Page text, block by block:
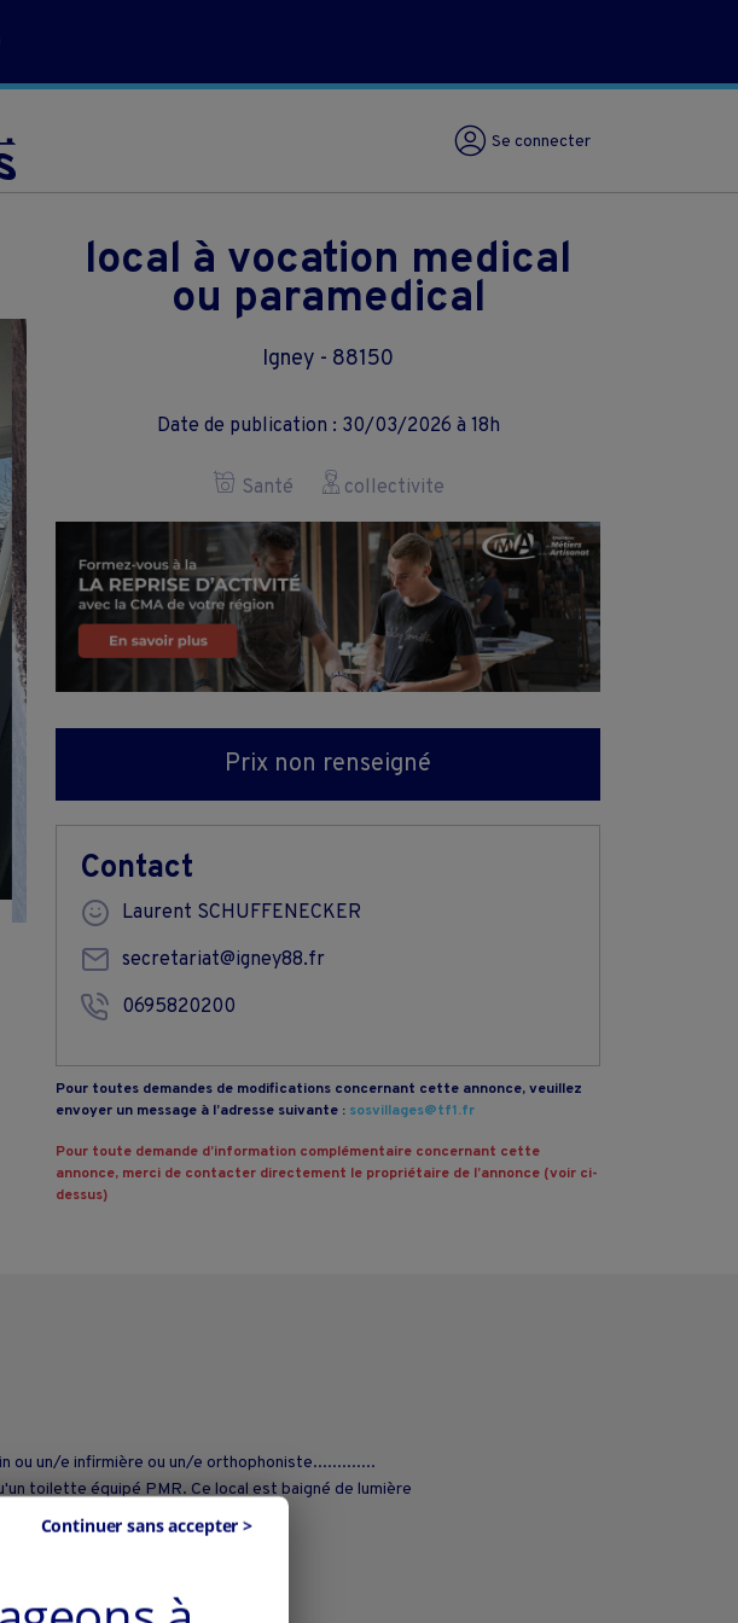
Se connecter
local à vocation medical
ou paramedical
Igney - 88150
Date de publication : 30/03/2026 à 18h
Santé collectivite
Prix non renseigné
Contact
Laurent SCHUFFENECKER
secretariat@igney88.fr
0695820200
Pour toutes demandes de modifications concernant cette annonce, veuillez
envoyer un message à l’adresse suivante : sosvillages@tf1.fr
Pour toute demande d’information complémentaire concernant cette
annonce, merci de contacter directement le propriétaire de l’annonce (voir ci-
dessus)
ou un/e infirmière ou un/e orthophoniste.............
toilette équipé PMR. Ce local est baigné de lumière
conclu.
téléphonique et internet.
Continuer sans accepter >